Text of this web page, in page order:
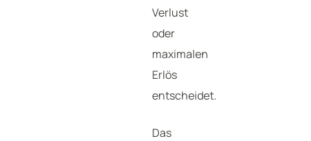
Verlust
oder
maximalen
Erlös
entscheidet.
Das